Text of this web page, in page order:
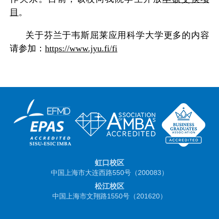
目 。
关于芬兰于韦斯屈莱应用科学大学更多的内容
请参加： https://www.jyu.fi/fi
虹口校区
中国上海市大连西路550号（200083）
松江校区
中国上海市文翔路1550号（201620）